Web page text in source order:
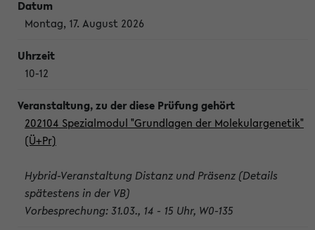
Montag, 17. August 2026
10-12
202104 Spezialmodul "Grundlagen der Molekulargenetik"
(Ü+Pr)
Hybrid-Veranstaltung Distanz und Präsenz (Details
spätestens in der VB)
Vorbesprechung: 31.03., 14 - 15 Uhr, W0-135